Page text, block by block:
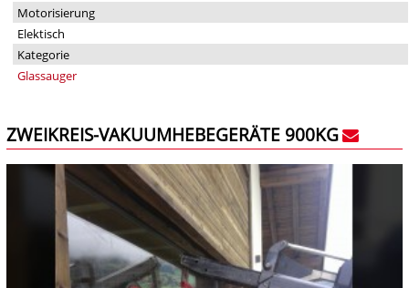
Motorisierung
Elektisch
Kategorie
Glassauger
ZWEIKREIS-VAKUUMHEBEGERÄTE 900KG